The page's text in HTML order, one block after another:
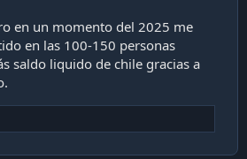
en un momento del 2025 me
en las 100-150 personas
saldo liquido de chile gracias a